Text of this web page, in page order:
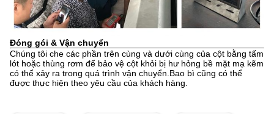
Đóng gói & Vận chuyển
Chúng tôi che các phần trên cùng và dưới cùng của cột bằng tấm
lót hoặc thùng rơm để bảo vệ cột khỏi bị hư hỏng bề mặt mạ kẽm
có thể xảy ra trong quá trình vận chuyển.Bao bì cũng có thể
được thực hiện theo yêu cầu của khách hàng.